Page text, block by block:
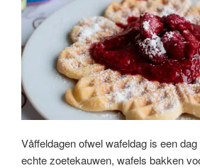
Våffeldagen ofwel wafeldag is een
echte zoetekauwen, wafels bakken